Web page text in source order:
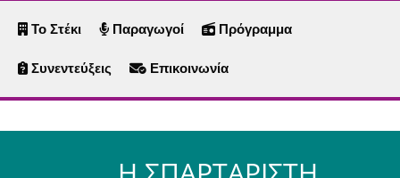
Το Στέκι Παραγωγοί Πρόγραμμα
Συνεντεύξεις Επικοινωνία